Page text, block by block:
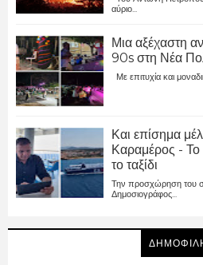
αύριο...
Μια αξέχαστη
90s στη Νέα
Με επιτυχία και
Και επίσημα
Καραμέρος - Το
το ταξίδι
Την προσχώρηση του
Δημοσιογράφος...